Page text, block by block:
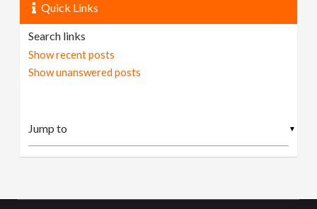
Quick Links
Search links
Show recent posts
Show unanswered posts
▼